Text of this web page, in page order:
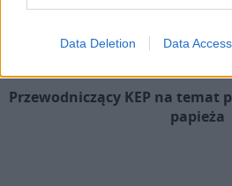
Data Deletion Data Access
Przewodniczący KEP na temat
papieża